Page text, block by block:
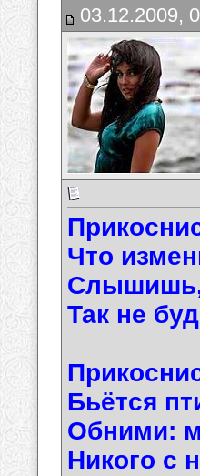
03.12.2009,
Что
Слышишь,
Так не
Бьётся
Обними:
Никого с